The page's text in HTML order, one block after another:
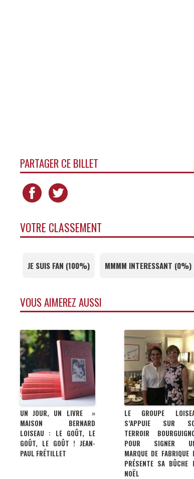
PARTAGER CE BILLET
VOTRE CLASSEMENT
JE SUIS FAN (100%) MMMM INTERESSANT (0%)
VOUS AIMEREZ AUSSI
UN JOUR, UN LIVRE »
MAISON BERNARD
LOISEAU : LE GOÛT, LE
GOÛT, LE GOÛT ! JEAN-
PAUL FRÉTILLET
LE GROUPE
S’APPUIE SUR
TERROIR
POUR SIGNER
MARQUE DE FABRIQUE
PRÉSENTE SA BÛCHE
NOËL